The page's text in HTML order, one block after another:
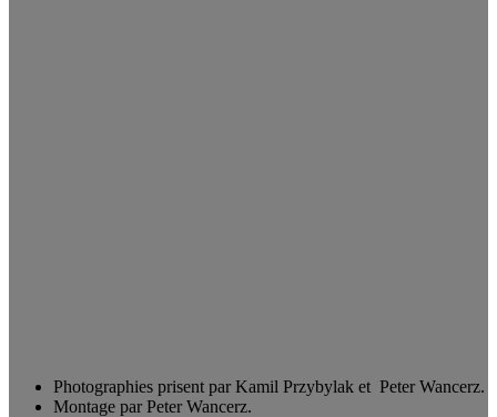
Photographies prisent par Kamil Przybylak et Peter Wancerz.
Montage par Peter Wancerz.